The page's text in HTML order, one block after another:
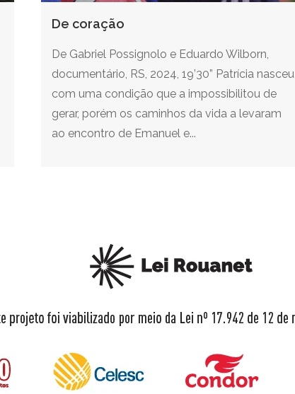
De coração
De Gabriel Possignolo e Eduardo Wilborn,
documentário, RS, 2024, 19’30” Patrícia nasceu
com uma condição que a impossibilitou de
gerar, porém os caminhos da vida a levaram
ao encontro de Emanuel e...